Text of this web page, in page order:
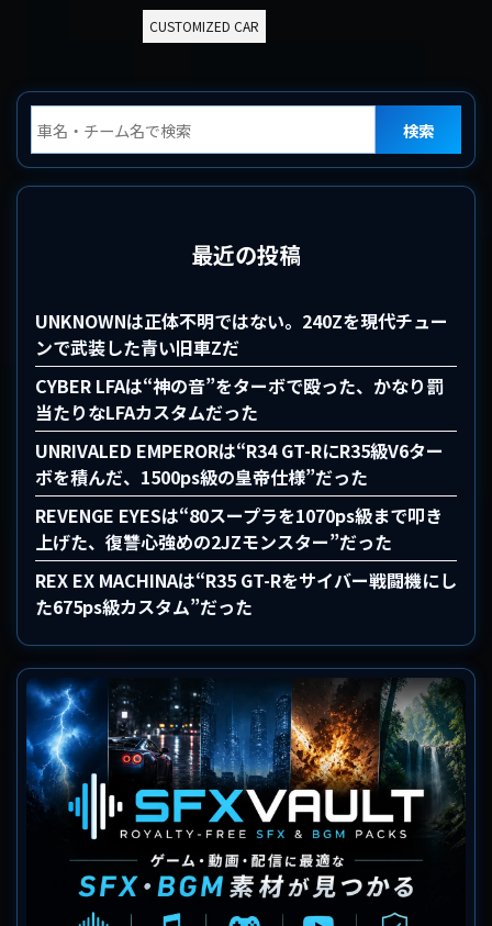
CUSTOMIZED CAR
検索
最近の投稿
UNKNOWNは正体不明ではない。240Zを現代チュー
ンで武装した青い旧車Zだ
CYBER LFAは“神の音”をターボで殴った、かなり罰
当たりなLFAカスタムだった
UNRIVALED EMPERORは“R34 GT-RにR35級V6ター
ボを積んだ、1500ps級の皇帝仕様”だった
REVENGE EYESは“80スープラを1070ps級まで叩き
上げた、復讐心強めの2JZモンスター”だった
REX EX MACHINAは“R35 GT-Rをサイバー戦闘機にし
た675ps級カスタム”だった